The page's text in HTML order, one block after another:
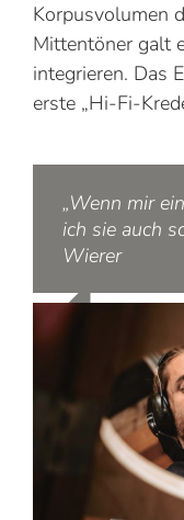
Korpusvolumen
Mittentöner galt
integrieren. Das
erste „Hi-Fi-
„Wenn mir
ich sie auch
Wierer